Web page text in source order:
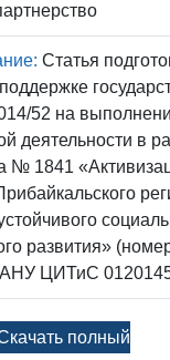
Статья
52 на
деятельности в
№ 1841
развития»
ЦИТиС
полный